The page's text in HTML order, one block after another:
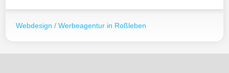
Webdesign / Werbeagentur in Roßleben